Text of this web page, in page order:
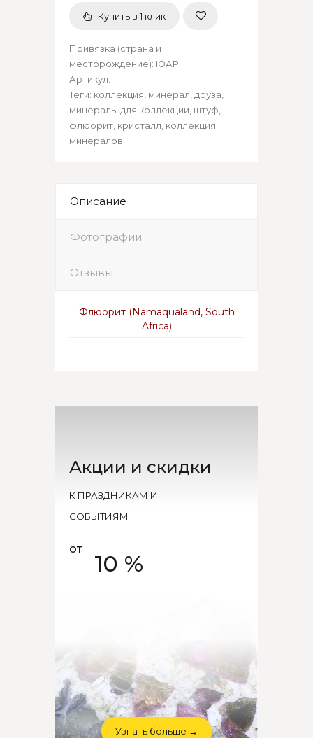
Купить в 1 клик
Привязка (страна и
месторождение): ЮАР
Артикул:
Теги: коллекция минерал друза
минералы для коллекции штуф
флюорит кристалл коллекция
минералов
Описание
Фотографии
Отзывы
Флюорит (Namaqualand, South
Africa)
Акции и скидки
К ПРАЗДНИКАМ И
СОБЫТИЯМ
от
10 %
Узнать больше →